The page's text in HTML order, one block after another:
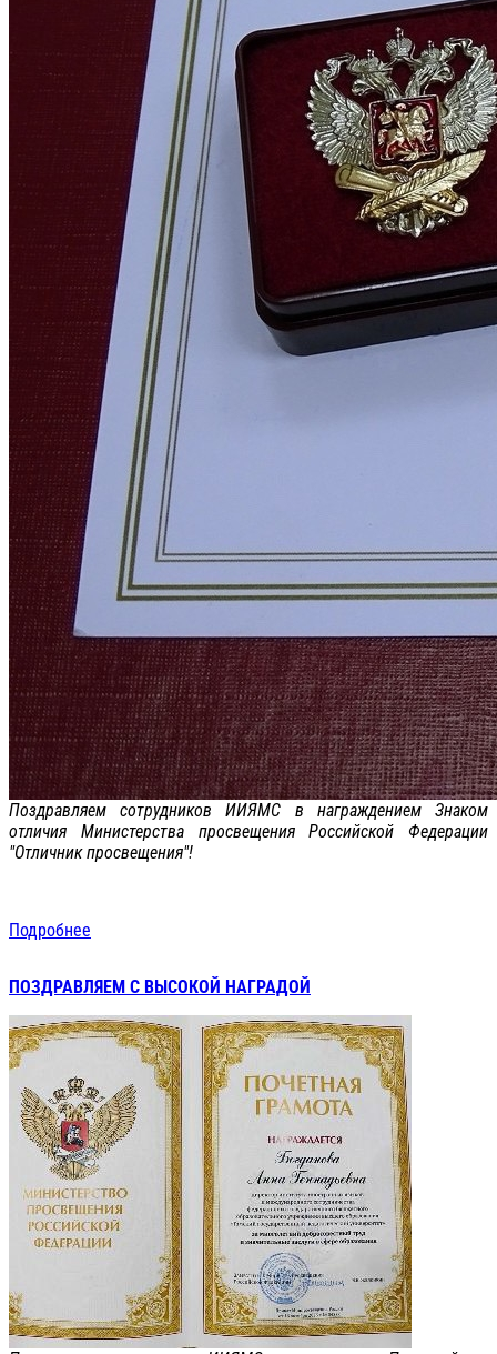
Поздравляем сотрудников ИИЯМС в награждением Знаком
отличия Министерства просвещения Российской Федерации
"Отличник просвещения"!
Подробнее
ПОЗДРАВЛЯЕМ С ВЫСОКОЙ НАГРАДОЙ